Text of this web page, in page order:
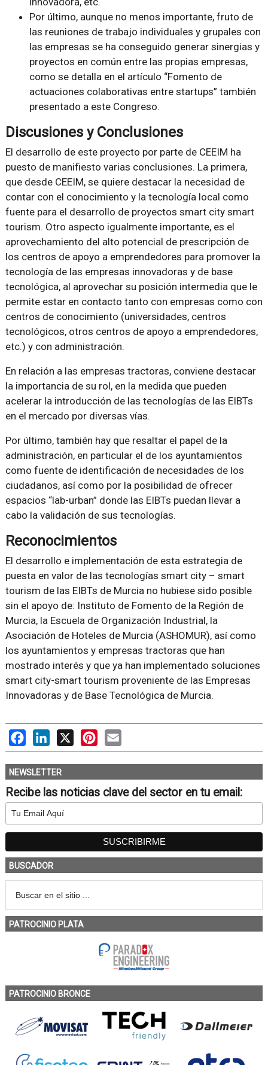
Por último, aunque no menos importante, fruto de
las reuniones de trabajo individuales y grupales con
las empresas se ha conseguido generar sinergias y
proyectos en común entre las propias empresas,
como se detalla en el artículo “Fomento de
actuaciones colaborativas entre startups” también
presentado a este Congreso.
Discusiones y Conclusiones
El desarrollo de este proyecto por parte de CEEIM ha
puesto de manifiesto varias conclusiones. La primera,
que desde CEEIM, se quiere destacar la necesidad de
contar con el conocimiento y la tecnología local como
fuente para el desarrollo de proyectos smart city smart
tourism. Otro aspecto igualmente importante, es el
aprovechamiento del alto potencial de prescripción de
los centros de apoyo a emprendedores para promover la
tecnología de las empresas innovadoras y de base
tecnológica, al aprovechar su posición intermedia que le
permite estar en contacto tanto con empresas como con
centros de conocimiento (universidades, centros
tecnológicos, otros centros de apoyo a emprendedores,
etc.) y con administración.
En relación a las empresas tractoras, conviene destacar
la importancia de su rol, en la medida que pueden
acelerar la introducción de las tecnologías de las EIBTs
en el mercado por diversas vías.
Por último, también hay que resaltar el papel de la
administración, en particular el de los ayuntamientos
como fuente de identificación de necesidades de los
ciudadanos, así como por la posibilidad de ofrecer
espacios “lab-urban” donde las EIBTs puedan llevar a
cabo la validación de sus tecnologías.
Reconocimientos
El desarrollo e implementación de esta estrategia de
puesta en valor de las tecnologías smart city – smart
tourism de las EIBTs de Murcia no hubiese sido posible
sin el apoyo de: Instituto de Fomento de la Región de
Murcia, la Escuela de Organización Industrial, la
Asociación de Hoteles de Murcia (ASHOMUR), así como
los ayuntamientos y empresas tractoras que han
mostrado interés y que ya han implementado soluciones
smart city-smart tourism proveniente de las Empresas
Innovadoras y de Base Tecnológica de Murcia.
FacebookLinkedIn
X PinterestEmail
NEWSLETTER
Recibe las noticias clave del sector en tu email:
BUSCADOR
PATROCINIO PLATA
PATROCINIO BRONCE